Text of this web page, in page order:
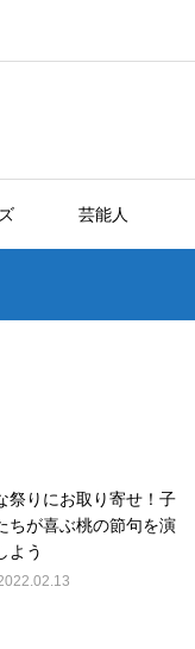
芸能人
祭りにお取り寄せ！子
ちが喜ぶ桃の節句を演
よう